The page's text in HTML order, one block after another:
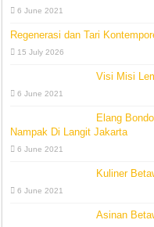
6 June 2021
Regenerasi dan Tari
15 July 2026
Visi Misi
6 June 2021
Elang
Nampak Di Langit Jakarta
6 June 2021
Kuliner
6 June 2021
Asinan